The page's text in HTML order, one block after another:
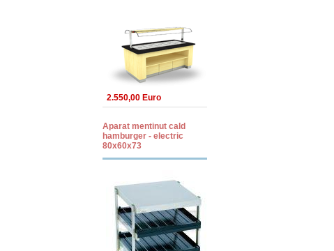
2.550,00 Euro
Aparat mentinut cald
hamburger - electric
80x60x73